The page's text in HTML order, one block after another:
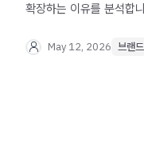
확장하는 이유를 분석합
SSF몰의 특징과 입점 전
May 12, 2026 브랜